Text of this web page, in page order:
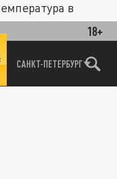
18+
САНКТ-ПЕТЕРБУРГ
в
год достигнет
рекорд